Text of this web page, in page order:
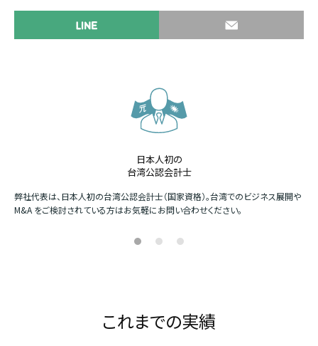
日本人初の
台湾公認会計士
弊社代表は、日本人初の台湾公認会計士（国家資格）。台湾でのビジネス展開や
M&A をご検討されている方はお気軽にお問い合わせください。
これまでの実績